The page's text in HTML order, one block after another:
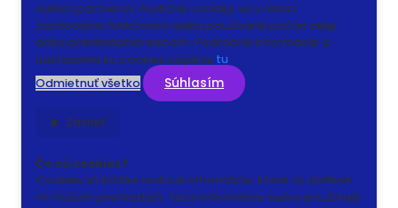
našich partnerov. Funkčné cookies sú v rámci
zachovania funkčnosti webu používané počas celej
doby prehliadania webom. Podrobné informácie a
nastavenia ku cookies nájdete tu.
Odmietnuť všetko
Súhlasím
Zavrieť
Čo sú cookies?
Cookies sú krátke textové informácie, ktoré sú uložené
vo Vašom prehliadači. Tieto informácie bežne používajú